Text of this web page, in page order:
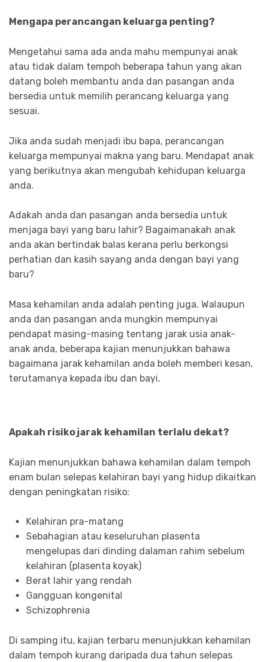
Mengapa perancangan keluarga penting?
Mengetahui sama ada anda mahu mempunyai anak
atau tidak dalam tempoh beberapa tahun yang akan
datang boleh membantu anda dan pasangan anda
bersedia untuk memilih perancang keluarga yang
sesuai.
Jika anda sudah menjadi ibu bapa, perancangan
keluarga mempunyai makna yang baru. Mendapat anak
yang berikutnya akan mengubah kehidupan keluarga
anda.
Adakah anda dan pasangan anda bersedia untuk
menjaga bayi yang baru lahir? Bagaimanakah anak
anda akan bertindak balas kerana perlu berkongsi
perhatian dan kasih sayang anda dengan bayi yang
baru?
Masa kehamilan anda adalah penting juga. Walaupun
anda dan pasangan anda mungkin mempunyai
pendapat masing-masing tentang jarak usia anak-
anak anda, beberapa kajian menunjukkan bahawa
bagaimana jarak kehamilan anda boleh memberi kesan,
terutamanya kepada ibu dan bayi.
Apakah risiko jarak kehamilan terlalu dekat?
Kajian menunjukkan bahawa kehamilan dalam tempoh
enam bulan selepas kelahiran bayi yang hidup dikaitkan
dengan peningkatan risiko:
Kelahiran pra-matang
Sebahagian atau keseluruhan plasenta
mengelupas dari dinding dalaman rahim sebelum
kelahiran (plasenta koyak)
Berat lahir yang rendah
Gangguan kongenital
Schizophrenia
Di samping itu, kajian terbaru menunjukkan kehamilan
dalam tempoh kurang daripada dua tahun selepas